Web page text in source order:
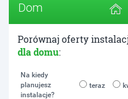
Dom
Porównaj oferty
dla domu:
Na kiedy
planujesz
instalacje?
teraz